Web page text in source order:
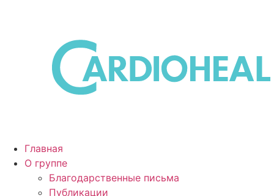
Главная
О группе
Благодарственные письма
Публикации